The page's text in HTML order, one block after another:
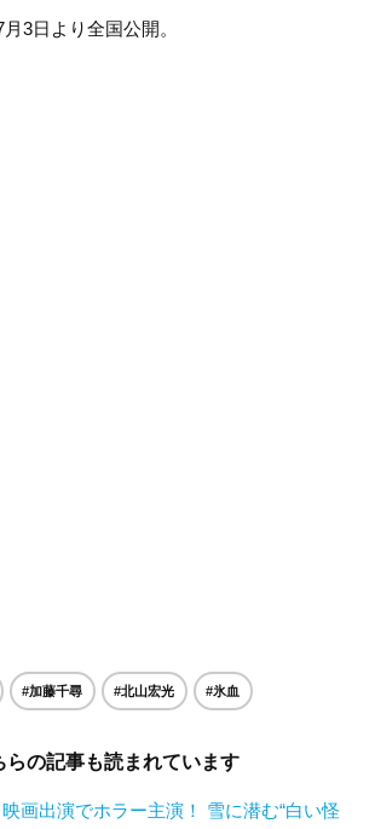
3日より全国公開。
#加藤千尋 #北山宏光 #氷血
らの記事も読まれています
画出演でホラー主演！ 雪に潜む“白い怪